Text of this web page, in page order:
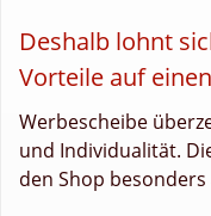
Deshalb lohnt
Vorteile auf
Werbescheibe
und Individualität.
den Shop